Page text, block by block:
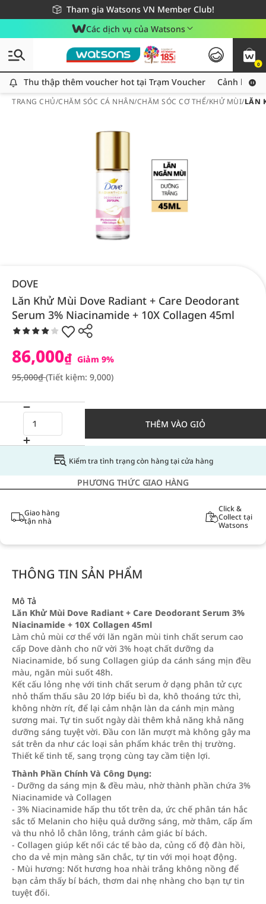
Tham gia Watsons VN Member Club!
Miễn phí giao hàng cho đơn hàng từ 249,000Đ
Giao hàng nhanh 24h - Áp dụng khu vực TP. Hồ Chí Minh
Các dịch vụ của Watsons
0
Thu thập thêm voucher hot tại Trạm Voucher
Thu thập thêm voucher hot tại Trạm Voucher Cảnh báo
TRANG CHỦ/CHĂM SÓC CÁ NHÂN/CHĂM SÓC CƠ THỂ/KHỬ MÙI/LĂN
DOVE
Lăn Khử Mùi Dove Radiant + Care Deodorant
Serum 3% Niacinamide + 10X Collagen 45ml
86,000₫ Giảm 9%
95,000₫(Tiết kiệm: 9,000)
THÊM VÀO GIỎ
Kiểm tra tình trạng còn hàng tại cửa hàng
PHƯƠNG THỨC GIAO HÀNG
Giao hàng
tận nhà
Click &
Collect tại
Watsons
THÔNG TIN SẢN PHẨM
Mô Tả
Lăn Khử Mùi Dove Radiant + Care Deodorant Serum 3%
Niacinamide + 10X Collagen 45ml
Làm chủ mùi cơ thể với lăn ngăn mùi tinh chất serum cao
cấp Dove dành cho nữ vời 3% hoạt chất dưỡng da
Niacinamide, bổ sung Collagen giúp da cánh sáng mịn đều
màu, ngăn mùi suốt 48h.
Kết cấu lỏng nhẹ với tinh chất serum ở dạng phân tử cực
nhỏ thẩm thấu sâu 20 lớp biểu bì da, khô thoáng tức thì,
không nhờn rít, để lại cảm nhận làn da cánh mịn màng
sương mai. Tự tin suốt ngày dài thêm khả năng khả năng
dưỡng sáng tuyệt vời. Đầu con lăn mượt mà không gây ma
sát trên da như các loại sản phẩm khác trên thị trường.
Thiết kế tinh tế, sang trọng cùng tay cầm tiện lợi.
Thành Phần Chính Và Công Dụng:
- Dưỡng da sáng mịn & đều màu, nhờ thành phần chứa 3%
Niacinamide và Collagen
- 3% Niacinamide hấp thu tốt trên da, ức chế phân tán hắc
sắc tố Melanin cho hiệu quả dưỡng sáng, mờ thâm, cấp ẩm
và thu nhỏ lỗ chân lông, tránh cảm giác bí bách.
- Collagen giúp kết nối các tế bào da, củng cố độ đàn hồi,
cho da vẻ mịn màng săn chắc, tự tin với mọi hoạt động.
- Mùi hương: Nốt hương hoa nhài trắng không nồng để
bạn cảm thấy bí bách, thơm dai nhẹ nhàng cho bạn tự tin
tuyệt đối.